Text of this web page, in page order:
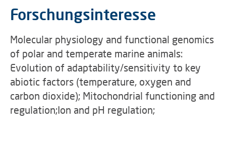
Forschungsinteresse
Molecular physiology and functional genomics
of polar and temperate marine animals:
Evolution of adaptability/sensitivity to key
abiotic factors (temperature, oxygen and
carbon dioxide); Mitochondrial functioning and
regulation;Ion and pH regulation;